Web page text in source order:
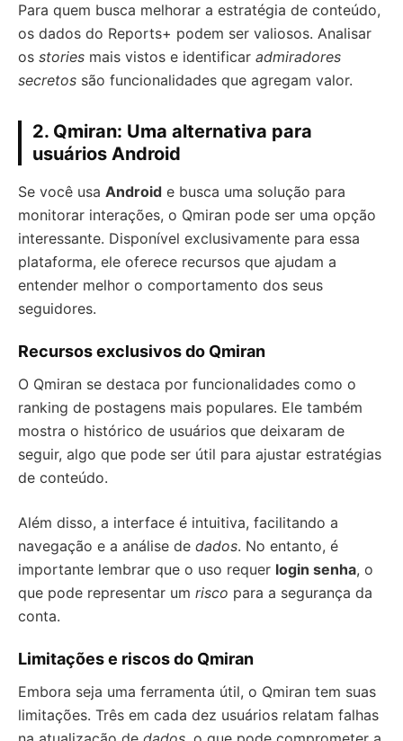
Para quem busca melhorar a estratégia de conteúdo,
os dados do Reports+ podem ser valiosos. Analisar
os stories mais vistos e identificar admiradores
secretos são funcionalidades que agregam valor.
2. Qmiran: Uma alternativa para
usuários Android
Se você usa Android e busca uma solução para
monitorar interações, o Qmiran pode ser uma opção
interessante. Disponível exclusivamente para essa
plataforma, ele oferece recursos que ajudam a
entender melhor o comportamento dos seus
seguidores.
Recursos exclusivos do Qmiran
O Qmiran se destaca por funcionalidades como o
ranking de postagens mais populares. Ele também
mostra o histórico de usuários que deixaram de
seguir, algo que pode ser útil para ajustar estratégias
de conteúdo.
Além disso, a interface é intuitiva, facilitando a
navegação e a análise de dados. No entanto, é
importante lembrar que o uso requer login senha, o
que pode representar um risco para a segurança da
conta.
Limitações e riscos do Qmiran
Embora seja uma ferramenta útil, o Qmiran tem suas
limitações. Três em cada dez usuários relatam falhas